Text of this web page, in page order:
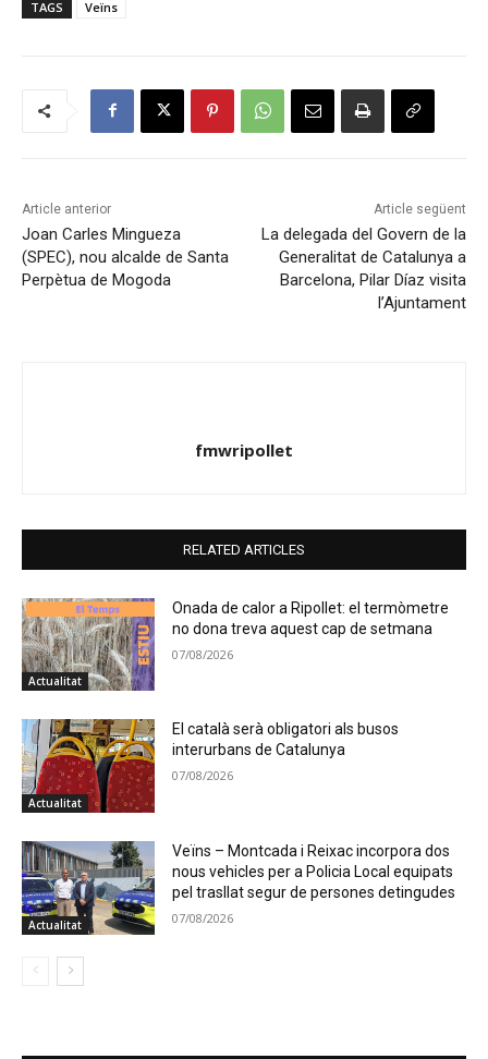
TAGS Veïns
Article anterior
Joan Carles Mingueza
(SPEC), nou alcalde de Santa
Perpètua de Mogoda
Article següent
La delegada del Govern de la
Generalitat de Catalunya a
Barcelona, Pilar Díaz visita
l’Ajuntament
fmwripollet
RELATED ARTICLES
Actualitat
Onada de calor a Ripollet: el termòmetre
no dona treva aquest cap de setmana
07/08/2026
Actualitat
El català serà obligatori als busos
interurbans de Catalunya
07/08/2026
Actualitat
Veïns – Montcada i Reixac incorpora dos
nous vehicles per a Policia Local equipats
pel trasllat segur de persones detingudes
07/08/2026